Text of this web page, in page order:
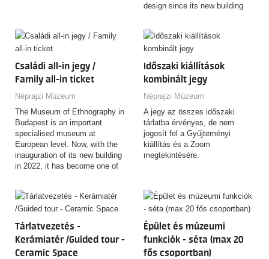
design since its new building
offers an unparalleled
experience for anyone
interested in folk traditions,
cultural studies, and social
history. With over 225,000
ethnographic objects, the
museum’s collection spans
centuries, showcasing artifacts
from the 17th century to the
present day.
Családi all-in jegy /
Family all-in ticket
Néprajzi Múzeum
The Museum of Ethnography in
Budapest is an important
specialised museum at
European level. Now, with the
inauguration of its new building
in 2022, it has become one of
museums in the world.
Időszaki kiállítások
kombinált jegy
Néprajzi Múzeum
A jegy az összes időszaki
tárlatba érvényes, de nem
jogosít fel a Gyűjteményi
kiállítás és a Zoom
megtekintésére.
Tárlatvezetés -
Kerámiatér /Guided tour -
Ceramic Space
Épület és múzeumi
funkciók - séta (max 20
fős csoportban)